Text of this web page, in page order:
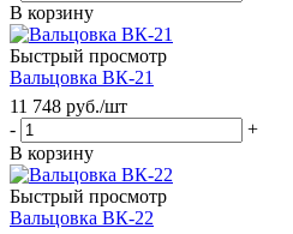
В корзину
Быстрый просмотр
Вальцовка ВК-21
11 748 руб./шт
-
+
В корзину
Быстрый просмотр
Вальцовка ВК-22